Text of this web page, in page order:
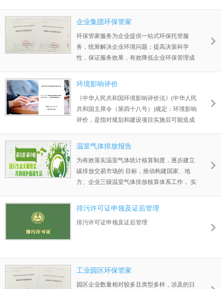
理和管理水平，协同增效，使区域环境质量逐
企业集团环保管家
环保管家服务为企业提供一站式环保托管服
务，统筹解决企业环境问题；提高决策科学
性，保证服务效果，有效降低企业环保管理成
高昂交易成本。是传统环保服务的升级衍生业
用人成本，提升企业环境面貌，解决企业因环
保而带来的烦恼。
环境影响评价
《中华人民共和国环境影响评价法》(中华人民
共和国主席令（第四十八号）)规定：环境影响
评价，是指对规划和建设项目实施后可能造成
或者减轻不良环境影响的对策和措施，进行跟
温室气体排放报告
为有效落实温室气体统计核算制度，逐步建立
碳排放交易市场的 目标，推动构建国家、地
方、企业三级温室气体排放核算体系工作， 实
重点行业相关企业需 根据温室气体排放核算方
排污许可证申领及证后管理
排污许可证申领及证后管理
工业园区环保管家
园区企业数量相对较多且类型多样，涉及的日